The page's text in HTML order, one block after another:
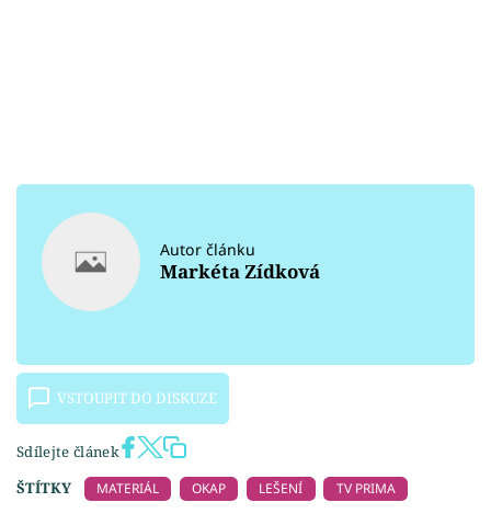
Autor článku
Markéta Zídková
VSTOUPIT DO DISKUZE
Sdílejte článek
ŠTÍTKY
MATERIÁL OKAP LEŠENÍ TV PRIMA